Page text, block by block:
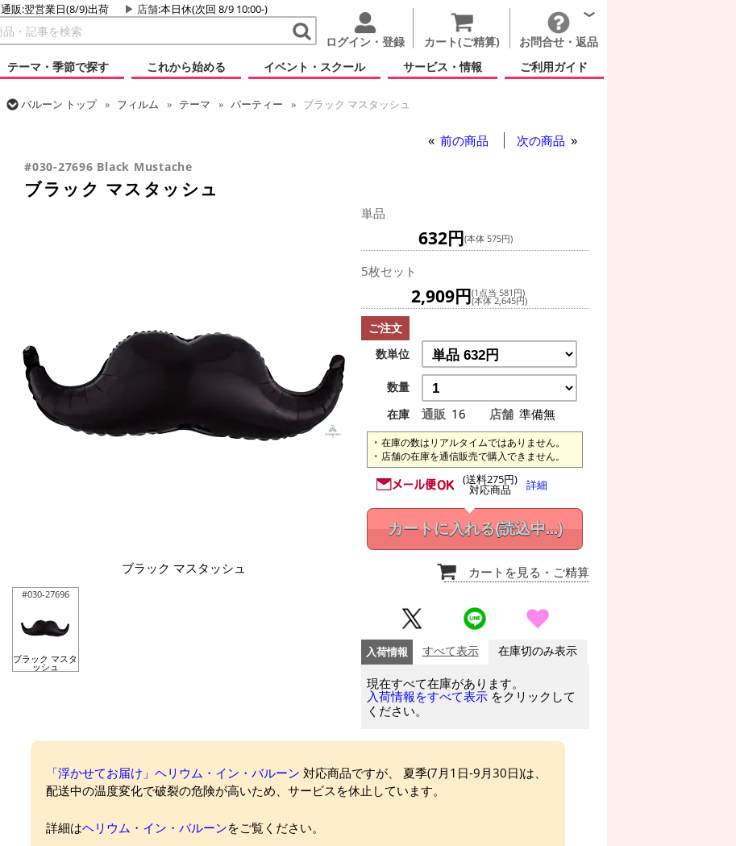
通販:翌営業日(8/9)出荷 店舗:本日休(次回 8/9 10:00-)
ログイン・登録 カート(ご精算)
お問合せ・返品
テーマ・季節で探す
これから始める イベント・スクール サービス・情報 ご利用ガイド
バルーン トップ フィルム テーマ パーティー
ブラック マスタッシュ
前の商品 次の商品
#030-27696 Black Mustache
ブラック マスタッシュ
ブラック マスタッシュ
#030-27696
ブラック マスタ
ッシュ
単品
632円(本体 575円)
5枚セット
2,909円(1点当 581円)
(本体 2,645円)
ご注文
数単位
数量
在庫
通販 16 店舗 準備無
在庫の数はリアルタイムではありません。
店舗の在庫を通信販売で購入できません。
(送料275円)
対応商品 詳細
カートに入れる(読込中...)
カートを見る ・ご精算
入荷情報 すべて表示 在庫切のみ表示
現在すべて在庫があります。
入荷情報をすべて表示 をクリックして
ください。
「浮かせてお届け」ヘリウム・イン・バルーン 対応商品ですが、 夏季(7月1日-9月30日)は、
配送中の温度変化で破裂の危険が高いため、サービスを休止しています。
詳細はヘリウム・イン・バルーンをご覧ください。